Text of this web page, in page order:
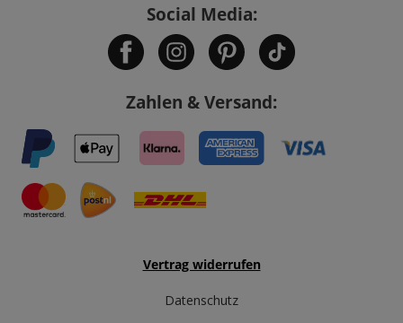
Social Media:
Zahlen & Versand:
Vertrag widerrufen
Datenschutz